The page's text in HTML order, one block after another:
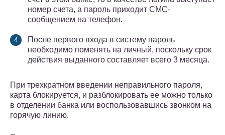
номер счета, а пароль приходит СМС-
сообщением на телефон.
После первого входа в систему пароль
необходимо поменять на личный, поскольку срок
действия выданного составляет всего 3 месяца.
При трехкратном введении неправильного пароля,
карта блокируется, и разблокировать ее можно только
в отделении банка или воспользовавшись звонком на
горячую линию.